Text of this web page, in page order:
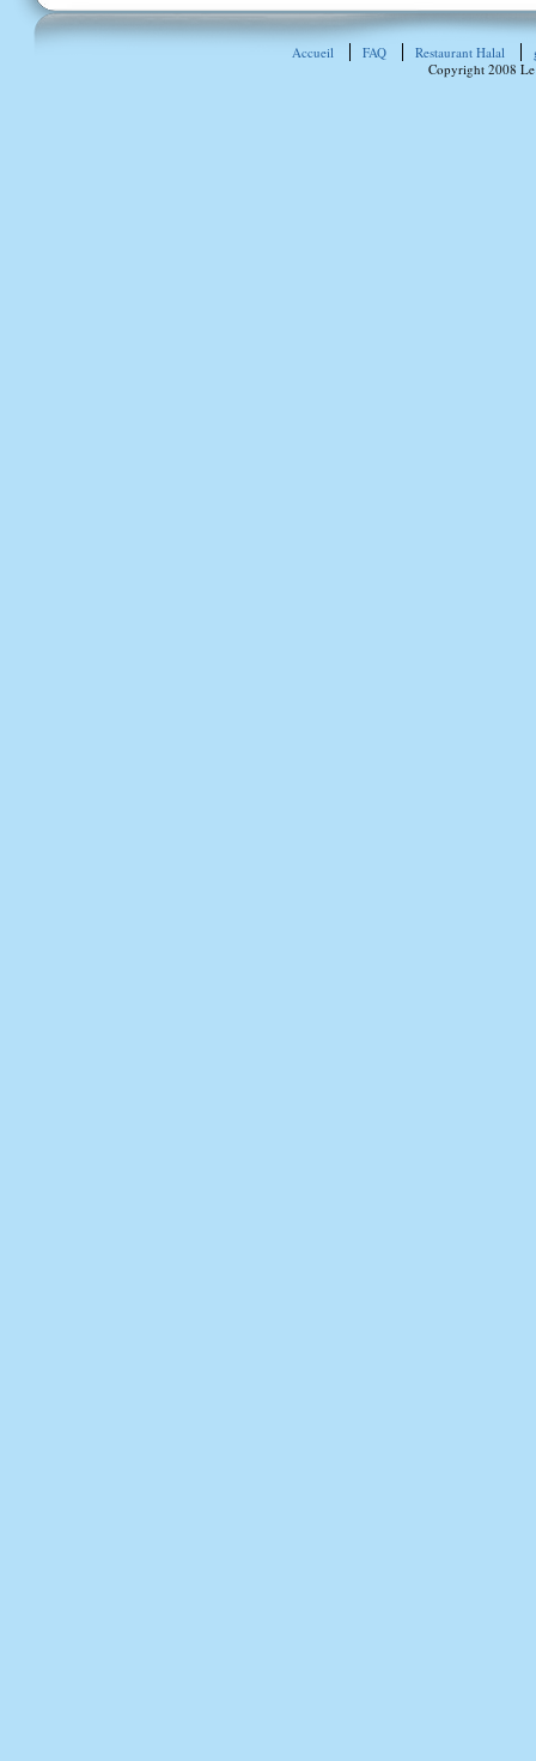
Accueil FAQ Restaurant Halal
Copyright 2008